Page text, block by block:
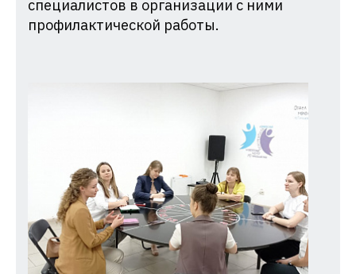
специалистов в организации с ними
профилактической работы.